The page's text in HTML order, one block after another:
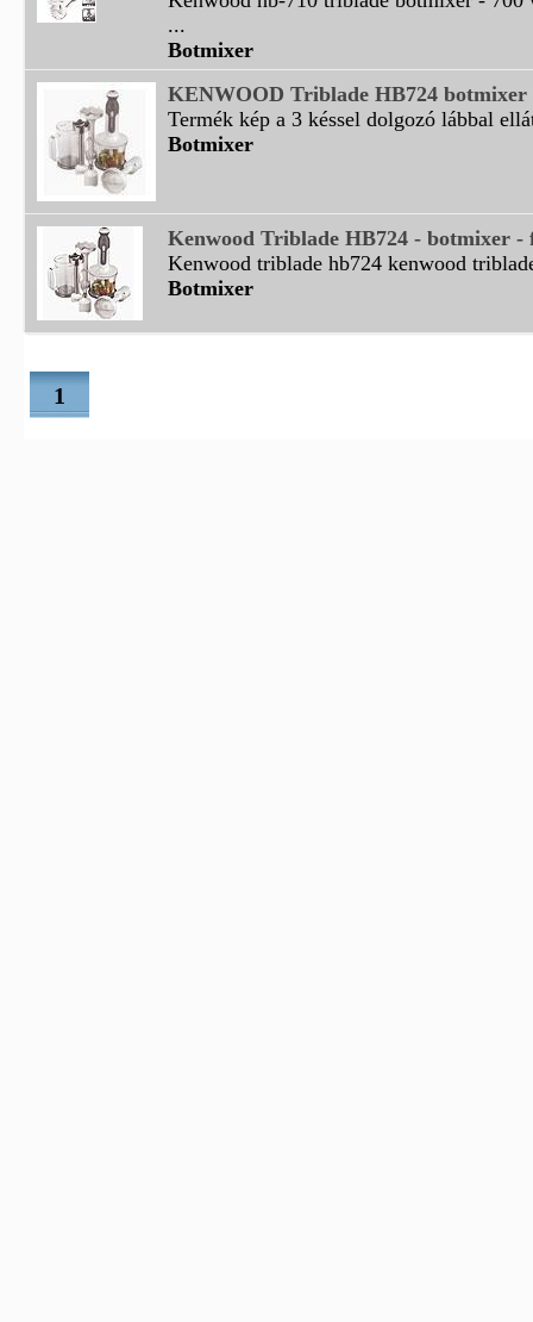
...
Botmixer
KENWOOD Triblade HB724 botmixer
Termék kép a 3 késsel dolgozó lábbal
Botmixer
Kenwood Triblade HB724 - botmixer -
Kenwood triblade hb724 kenwood
Botmixer
1